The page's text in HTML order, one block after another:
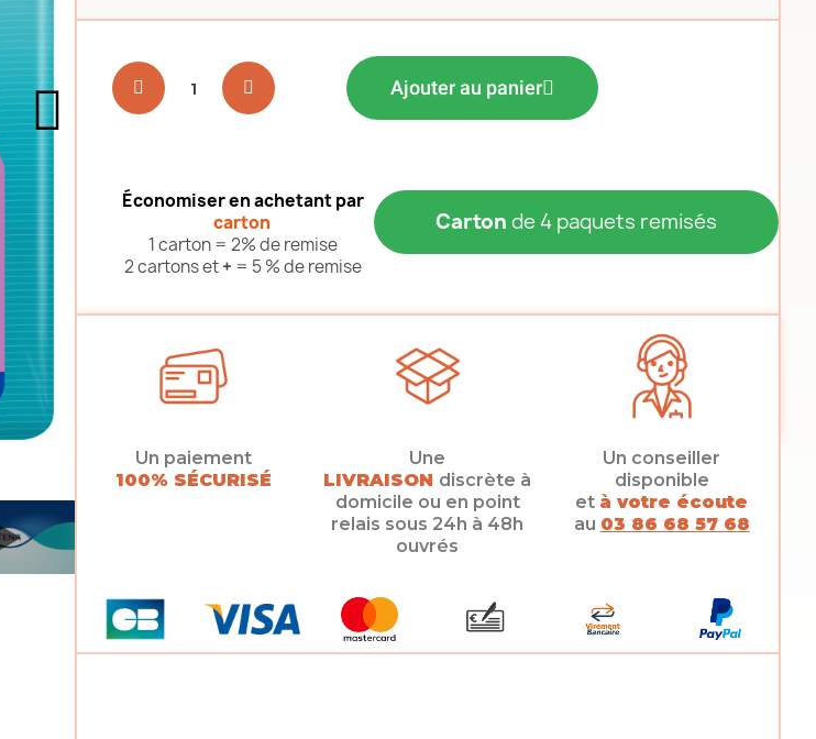
Ajouter au panier
Économiser en achetant par
carton
1 carton = 2% de remise
2 cartons et+ = 5 % de remise
Carton de 4 paquets remisés
Un paiement
100% SÉCURISÉ
Une
LIVRAISON discrète à
domicile ou en point
relais sous 24h à 48h
ouvrés
Un conseiller
disponible
et à votre écoute
au 03 86 68 57 68